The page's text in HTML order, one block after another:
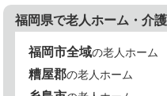
福岡県で老人ホーム・介
福岡市全域の老人ホーム
糟屋郡の老人ホーム